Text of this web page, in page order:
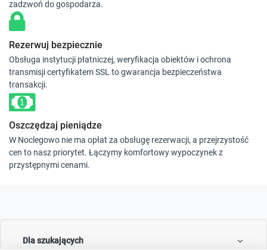
zadzwoń do gospodarza.
Rezerwuj bezpiecznie
Obsługa instytucji płatniczej, weryfikacja obiektów i ochrona
transmisji certyfikatem SSL to gwarancja bezpieczeństwa
transakcji.
Oszczędzaj pieniądze
W Noclegowo nie ma opłat za obsługę rezerwacji, a przejrzystość
cen to nasz priorytet. Łączymy komfortowy wypoczynek z
przystępnymi cenami.
Dla szukających